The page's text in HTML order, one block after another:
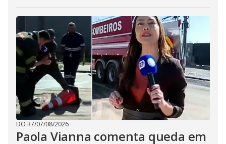
DO R7/07/08/2026
Paola Vianna comenta queda em